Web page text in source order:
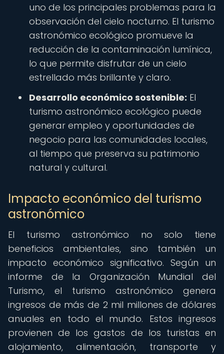
uno de los principales problemas para la
observación del cielo nocturno. El turismo
astronómico ecológico promueve la
reducción de la contaminación lumínica,
lo que permite disfrutar de un cielo
estrellado más brillante y claro.
Desarrollo económico sostenible: El
turismo astronómico ecológico puede
generar empleo y oportunidades de
negocio para las comunidades locales,
al tiempo que preserva su patrimonio
natural y cultural.
Impacto económico del turismo
astronómico
El turismo astronómico no solo tiene
beneficios ambientales, sino también un
impacto económico significativo. Según un
informe de la Organización Mundial del
Turismo, el turismo astronómico genera
ingresos de más de 2 mil millones de dólares
anuales en todo el mundo. Estos ingresos
provienen de los gastos de los turistas en
alojamiento, alimentación, transporte y